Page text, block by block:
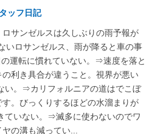
ッフ日記
サンゼルスは久しぶりの雨予報が
いロサンゼルス、雨が降ると車の事
運転に慣れていない。⇒速度を落と
利き具合が違うこと。視界が悪い
い。⇒カリフォルニアの道はでこぼ
。びっくりするほどの水溜まりが
ていない。⇒滅多に使わないのでワ
の溝も減ってい...